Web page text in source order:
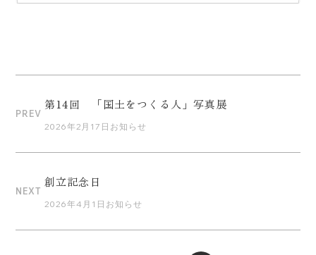
PREV
第14回 「国土をつくる人」写真展
2026年2月17日 お知らせ
NEXT
創立記念日
2026年4月1日 お知らせ